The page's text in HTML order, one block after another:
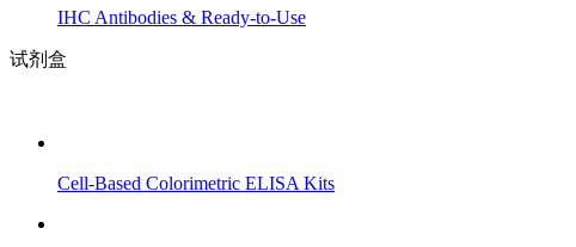
IHC Antibodies & Ready-to-Use
试剂盒
Cell-Based Colorimetric ELISA Kits